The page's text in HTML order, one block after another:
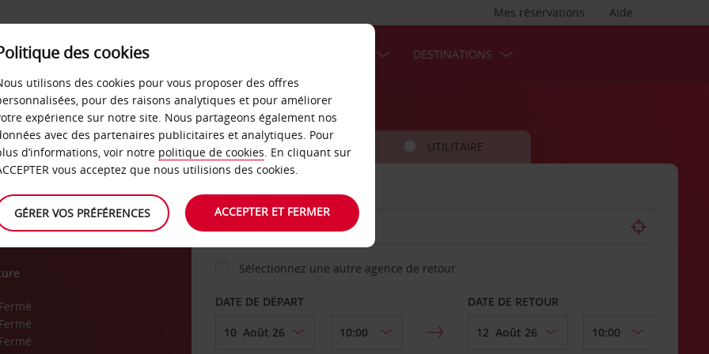
Aide
Mes réservations
LIBRE-SERVICE DESTINATIONS
Fermé
Fermé
Fermé
VOITURE UTILITAIRE
AGENCE DE DÉPART
Sélectionnez une autre agence de retour
DATE DE DÉPART DATE DE RETOUR
des cookies
utilisons des cookies pour vous proposer des offres
pour des raisons analytiques et pour améliorer
expérience sur notre site. Nous partageons également nos
avec des partenaires publicitaires et analytiques. Pour
d’informations, voir notre politique de cookies. En cliquant sur
vous acceptez que nous utilisions des cookies.
GÉRER VOS PRÉFÉRENCES ACCEPTER ET FERMER